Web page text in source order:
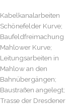
Kabelkanalarbeiten
Schönefelder Kurve;
Baufeldfreimachung
Mahlower Kurve;
Leitungsarbeiten in
Mahlow an den
Bahnübergängen;
Baustraßen angelegt;
Trasse der Dresdener